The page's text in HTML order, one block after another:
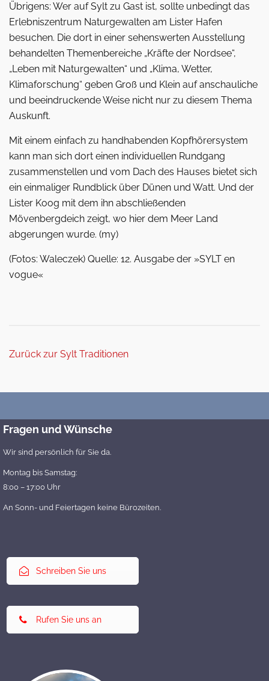
Übrigens: Wer auf Sylt zu Gast ist, sollte unbedingt das
Erlebniszentrum Naturgewalten am Lister Hafen
besuchen. Die dort in einer sehenswerten Ausstellung
behandelten Themenbereiche „Kräfte der Nordsee“,
„Leben mit Naturgewalten“ und „Klima, Wetter,
Klimaforschung“ geben Groß und Klein auf anschauliche
und beeindruckende Weise nicht nur zu diesem Thema
Auskunft.
Mit einem einfach zu handhabenden Kopfhörersystem
kann man sich dort einen ­individuellen Rundgang
zusammenstellen und vom Dach des Hauses bietet sich
ein einmaliger Rundblick über Dünen und Watt. Und der
Lister Koog mit dem ihn abschließenden
Mövenbergdeich zeigt, wo hier dem Meer Land
abgerungen wurde. (my)
(Fotos: Waleczek) Quelle: 12. Ausgabe der »SYLT en
vogue«
Zurück zur Sylt Traditionen
Fragen und Wünsche
Wir sind persönlich für Sie da.
Montag bis Samstag:
8:00 – 17:00 Uhr
An Sonn- und Feiertagen keine Bürozeiten.
Schreiben Sie uns
Rufen Sie uns an